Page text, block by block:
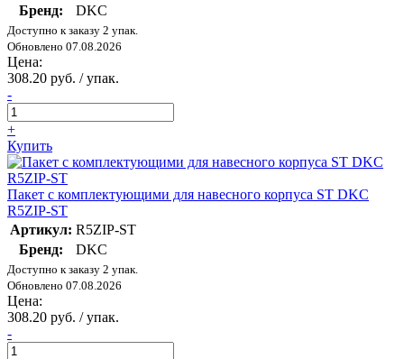
Бренд:
DKC
Доступно к заказу 2 упак.
Обновлено 07.08.2026
Цена:
308.20 руб. / упак.
-
+
Купить
Пакет с комплектующими для навесного корпуса ST DKC
R5ZIP-ST
Артикул: R5ZIP-ST
Бренд:
DKC
Доступно к заказу 2 упак.
Обновлено 07.08.2026
Цена:
308.20 руб. / упак.
-